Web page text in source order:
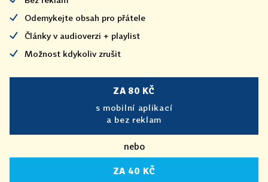
Odemykejte obsah pro přátele
Články v audioverzi + playlist
Možnost kdykoliv zrušit
ZA 80 KČ
s mobilní aplikací
a bez reklam
nebo
ZA 40 KČ